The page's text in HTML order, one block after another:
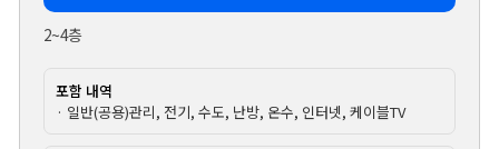
2~4층
포함 내역
· 일반(공용)관리, 전기, 수도, 난방, 온수, 인터넷, 케이블TV